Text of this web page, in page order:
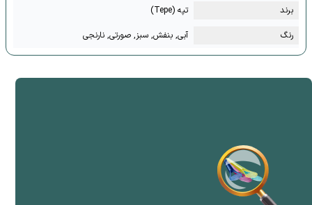
برند
تپه (Tepe)
رنگ
آبی, بنفش, سبز, صورتی, نارنجی